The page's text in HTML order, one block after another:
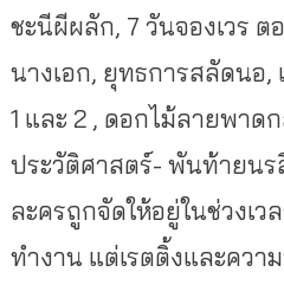
ชะนีผีผลัก, 7 วันจองเวร ต
นางเอก, ยุทธการสลัดนอ,
1 และ 2 , ดอกไม้ลายพาด
ประวัติศาสตร์- พันท้ายนร
ละครถูกจัดให้อยู่ในช่วงเว
ทำงาน แต่เรตติ้งและคว